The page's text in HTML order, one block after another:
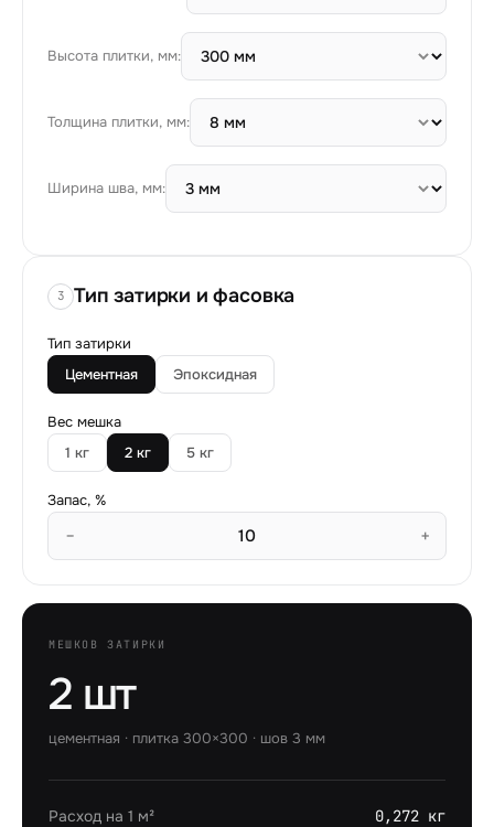
Высота плитки, мм:
Толщина плитки, мм:
Ширина шва, мм:
3 Тип затирки и фасовка
Тип затирки
Цементная
Эпоксидная
Вес мешка
1 кг 2 кг 5 кг
Запас, %
− +
МЕШКОВ ЗАТИРКИ
2 шт
цементная · плитка 300×300 · шов 3 мм
Расход на 1 м²
0,272 кг